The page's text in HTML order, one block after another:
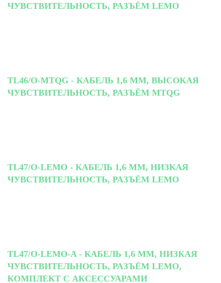
ЧУВСТВИТЕЛЬНОСТЬ, РАЗЪЁМ LEMO
TL46/O-MTQG - КАБЕЛЬ 1,6 ММ, ВЫСОКАЯ
ЧУВСТВИТЕЛЬНОСТЬ, РАЗЪЁМ MTQG
TL47/O-LEMO - КАБЕЛЬ 1,6 ММ, НИЗКАЯ
ЧУВСТВИТЕЛЬНОСТЬ, РАЗЪЁМ LEMO
TL47/O-LEMO-A - КАБЕЛЬ 1,6 ММ, НИЗКАЯ
ЧУВСТВИТЕЛЬНОСТЬ, РАЗЪЁМ LEMO,
КОМПЛЕКТ С АКСЕССУАРАМИ